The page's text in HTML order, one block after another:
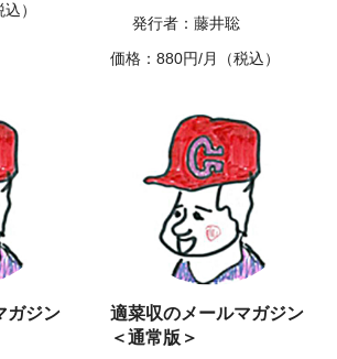
）
発行者：藤井聡
価格：880円/月（税込）
ガジン
適菜収のメールマガジン
＜通常版＞